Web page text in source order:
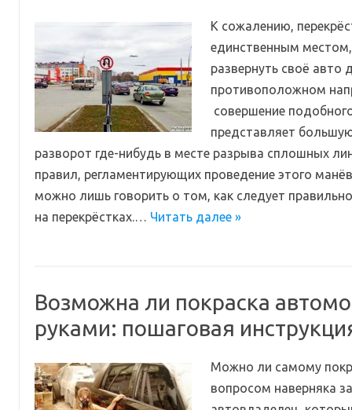
К сожалению,
единственным
развернуть своё авто
противоположном
совершение
представляет
разворот где-нибудь в месте разрыва сплошных
правил, регламентирующих проведение этого
можно лишь говорить о том, как следует
на перекрёстках.… Читать далее »
Возможна ли покраска
руками: пошаговая
Можно ли самому
вопросом наверняка